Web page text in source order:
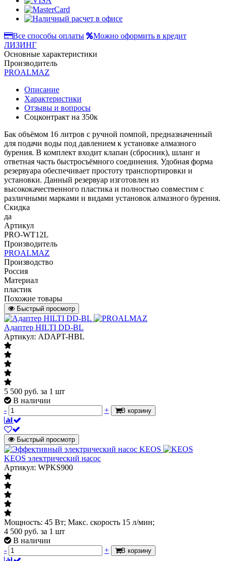
Все способы оплаты
Можно оформить в кредит
ЛИЗИНГ
Основные характеристики
Производитель
PROALMAZ
Описание
Характеристики
Отзывы и вопросы
Соцконтракт на 350к
Бак объёмом 16 литров c ручной помпой, предназначенный
для подачи воды под давлением к установке алмазного
бурения. В комплект входит клапан (сбросник), шланг и
ответная часть быстросъёмного соединения. Удобная форма
резервуара обеспечивает простоту транспортировки и
установки. Данный резервуар изготовлен из
высококачественного пластика и полностью совместим с
различными марками и видами установок алмазного бурения.
Скидка
да
Артикул
PRO-WT12L
Производитель
PROALMAZ
Производство
Россия
Материал
пластик
Похожие товары
Быстрый просмотр
Адаптер HILTI DD-BL
Артикул: ADAPT-HBL
5 500 руб. за 1 шт
В наличии
-
+ В корзину
Быстрый просмотр
KEOS электрический насос
Артикул: WPKS900
Мощность: 45 Вт; Макс. скорость 15 л/мин;
4 500 руб. за 1 шт
В наличии
-
+ В корзину